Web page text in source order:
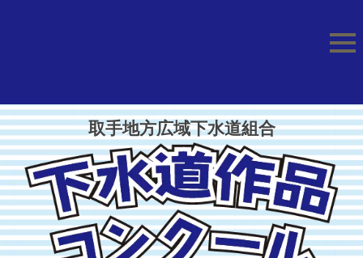
取手地方広域下水道組合